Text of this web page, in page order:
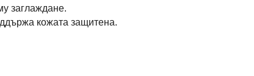
заглаждане.
кожата защитена.